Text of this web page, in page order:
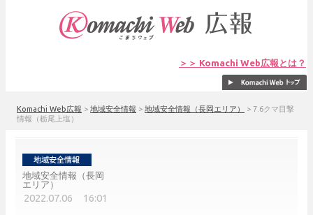
＞＞ Komachi Web広報とは？
Komachi Web広報 > 地域安全情報 > 地域安全情報（長岡エリア） > 7.6クマ目撃
情報（栃尾上塩）
地域安全情報（長岡
エリア）
2022.07.06 16:01